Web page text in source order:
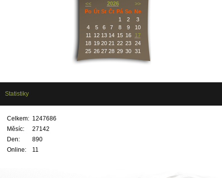
<<
2026
>>
Po Út St Čt Pá So Ne
1
2
3
4
5 6 7 8 9
10
11
12 13 14 15 16
17
18 19 20 21 22 23 24
25 26 27 28 29 30 31
Statistiky
Online: 11
Celkem: 1247686
Měsíc:
27142
Den:
890